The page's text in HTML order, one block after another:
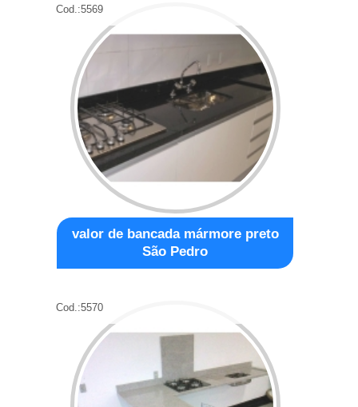
Cod.:5569
valor de bancada mármore preto
São Pedro
Cod.:5570